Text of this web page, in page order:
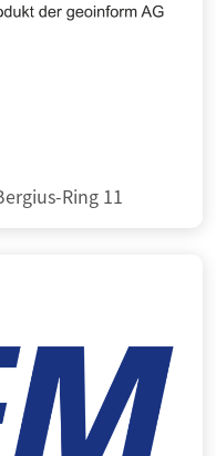
Ring 11